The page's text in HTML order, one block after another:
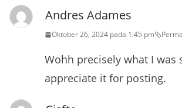
Andres Adames
Oktober 26, 2024 pada 1:45 pm
Wohh precisely what I was
appreciate it for posting.